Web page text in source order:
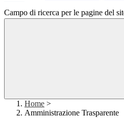
Campo di ricerca per le pagine del
Home >
Amministrazione Trasparente